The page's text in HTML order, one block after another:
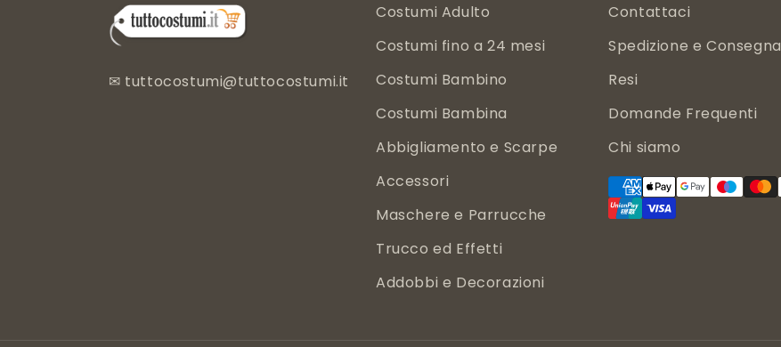
✉ tuttocostumi@tuttocostumi.it
Costumi Adulto
Costumi fino a 24 mesi
Costumi Bambino
Costumi Bambina
Abbigliamento e Scarpe
Accessori
Maschere e Parrucche
Trucco ed Effetti
Addobbi e Decorazioni
Contattaci
Spedizione e Consegna
Resi
Domande Frequenti
Chi siamo